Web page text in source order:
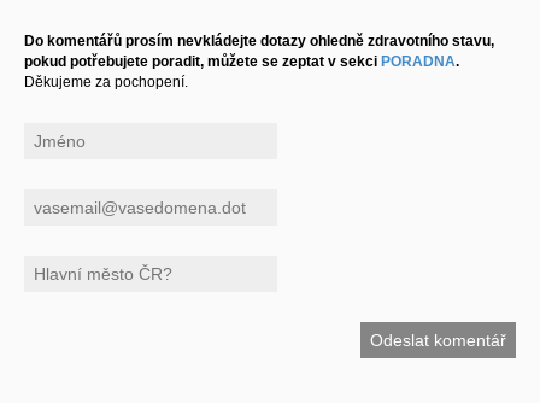
Do komentářů prosím nevkládejte dotazy ohledně zdravotního stavu,
pokud potřebujete poradit, můžete se zeptat v sekci PORADNA.
Děkujeme za pochopení.